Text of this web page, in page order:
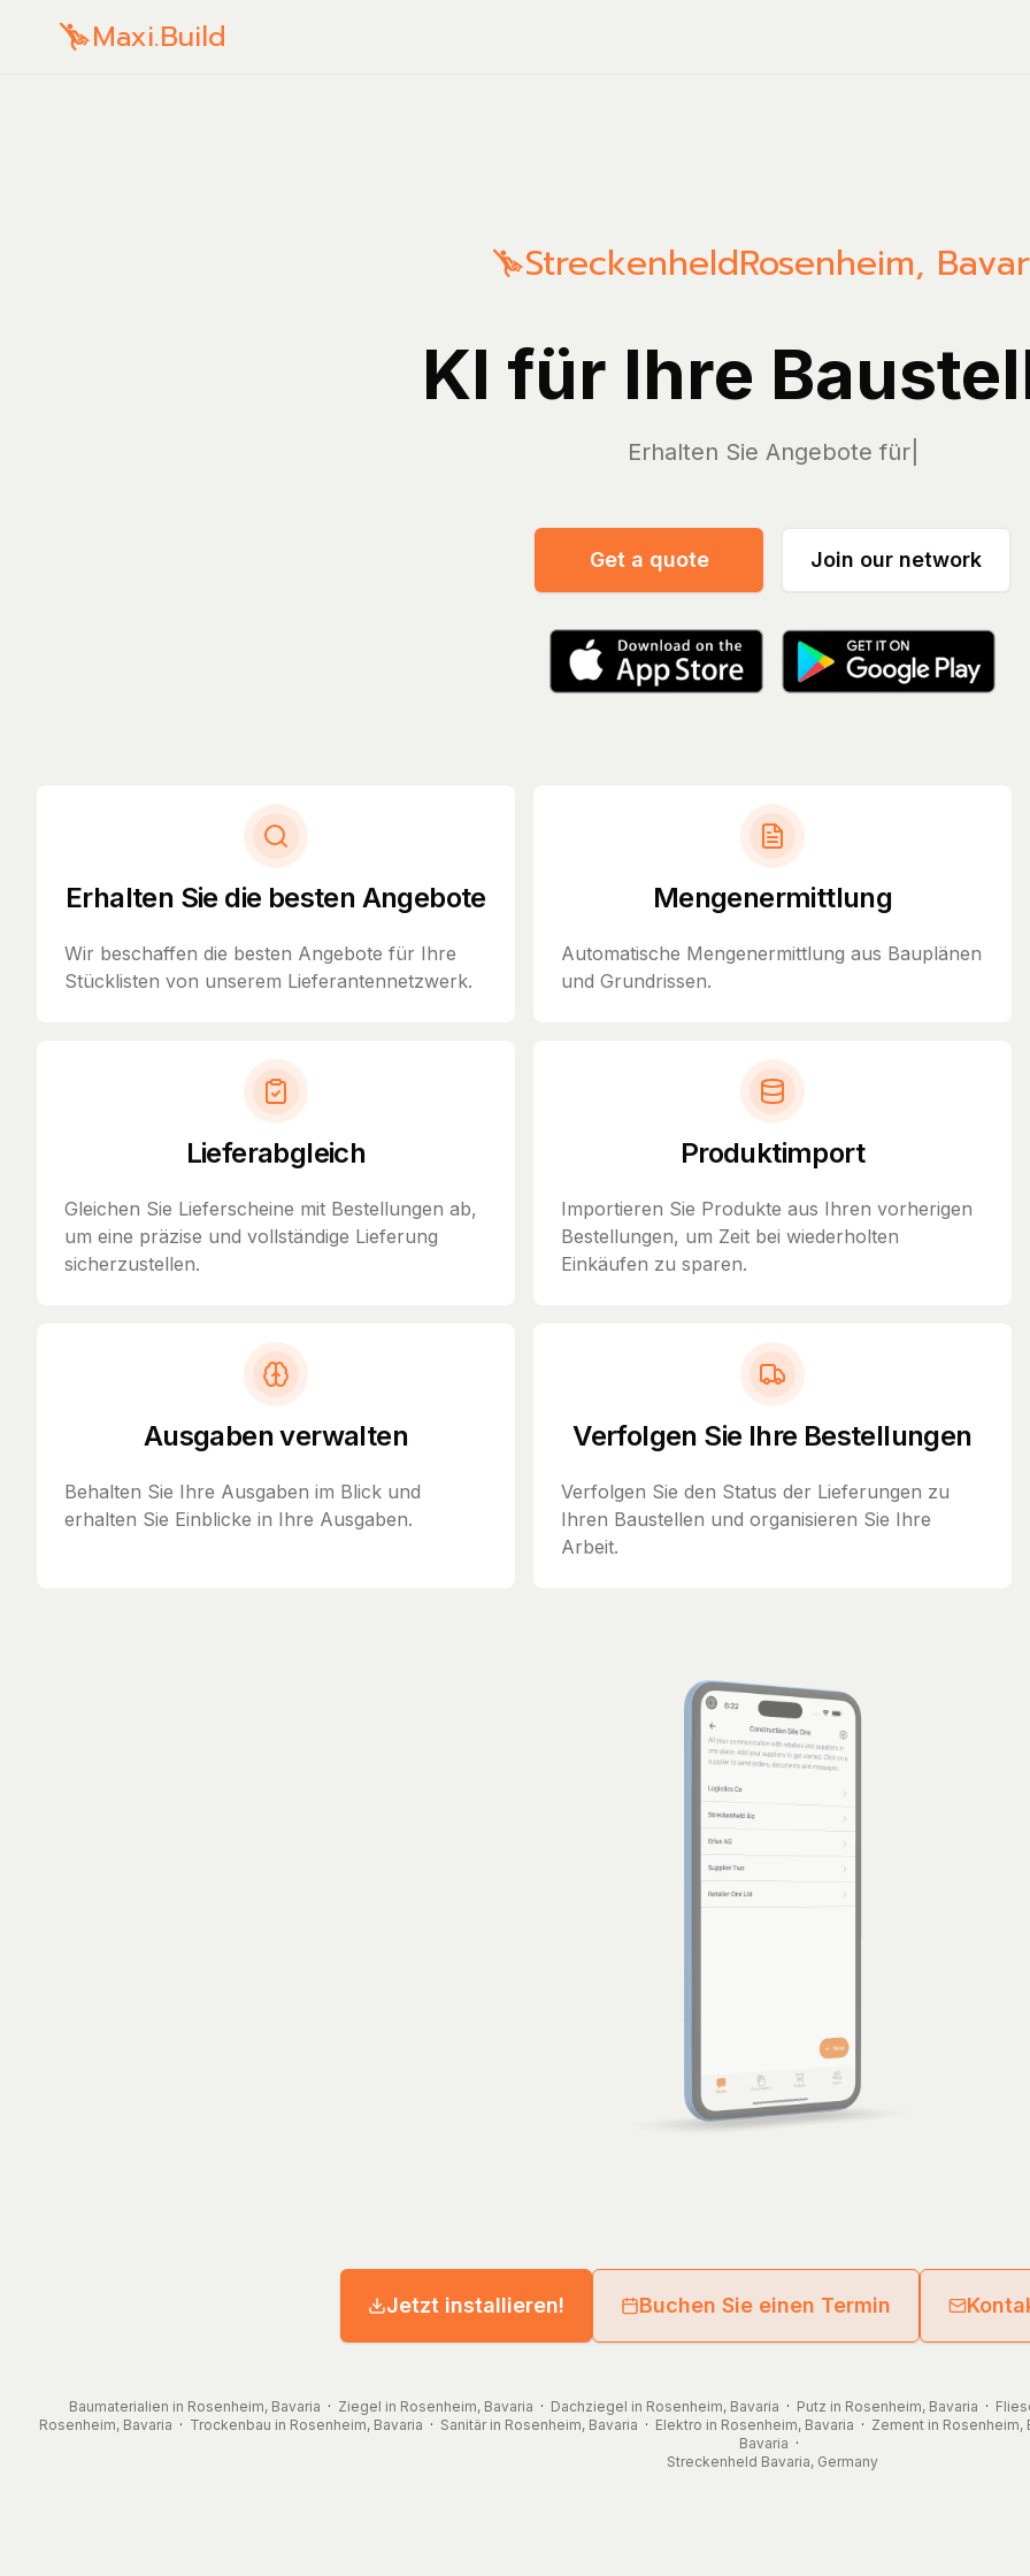
Maxi.Build
StreckenheldRosenheim,
KI für Ihre
Erha
Get a quote Join our network
Erhalten Sie die besten Angebote
Wir beschaffen die besten Angebote für Ihre
Stücklisten von unserem Lieferantennetzwerk.
Mengenermittlung
Automatische Mengenermittlung aus Bauplänen
und Grundrissen.
Lieferabgleich
Gleichen Sie Lieferscheine mit Bestellungen ab,
um eine präzise und vollständige Lieferung
sicherzustellen.
Produktimport
Importieren Sie Produkte aus Ihren vorherigen
Bestellungen, um Zeit bei wiederholten
Einkäufen zu sparen.
Ausgaben verwalten
Behalten Sie Ihre Ausgaben im Blick und
erhalten Sie Einblicke in Ihre Ausgaben.
Verfolgen Sie Ihre Bestellungen
Verfolgen Sie den Status der Lieferungen zu
Ihren Baustellen und organisieren Sie Ihre
Arbeit.
Jetzt installieren! Buchen Sie einen Termin
Baumaterialien in Rosenheim, Bavaria · Ziegel in Rosenheim, Bavaria · Dachziegel in Rosenheim, Bavaria · Putz in Rosenheim, Bavaria ·
Rosenheim, Bavaria · Trockenbau in Rosenheim, Bavaria · Sanitär in Rosenheim, Bavaria · Elektro in Rosenheim, Bavaria · Zement in Rosenheim,
Bavaria ·
Streckenheld Bavaria, Germany